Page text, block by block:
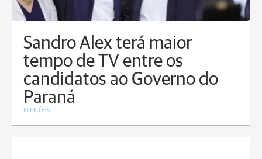
Sandro Alex terá maior
tempo de TV entre os
candidatos ao Governo do
Paraná
ELEIÇÕES